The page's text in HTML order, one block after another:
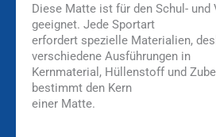
Diese Matte ist für den Schul- und
geeignet. Jede Sportart
erfordert spezielle Materialien,
verschiedene Ausführungen in
Kernmaterial, Hüllenstoff und
bestimmt den Kern
einer Matte.